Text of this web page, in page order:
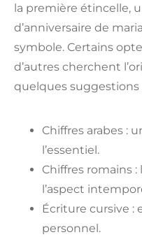
la première étincelle,
d’anniversaire de
symbole. Certains
d’autres cherchent
quelques suggestions
Chiffres arabes :
l’essentiel.
Chiffres romains :
l’aspect
Écriture cursive :
personnel.